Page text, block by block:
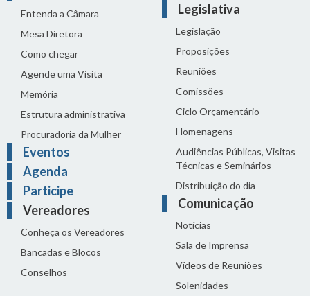
Entenda a Câmara
Mesa Diretora
Como chegar
Agende uma Visita
Memória
Estrutura administrativa
Procuradoria da Mulher
Eventos
Agenda
Participe
Vereadores
Conheça os Vereadores
Bancadas e Blocos
Conselhos
Legislativa
Legislação
Proposições
Reuniões
Comissões
Ciclo Orçamentário
Homenagens
Audiências Públicas, Visitas
Técnicas e Seminários
Distribuição do dia
Comunicação
Notícias
Sala de Imprensa
Vídeos de Reuniões
Solenidades